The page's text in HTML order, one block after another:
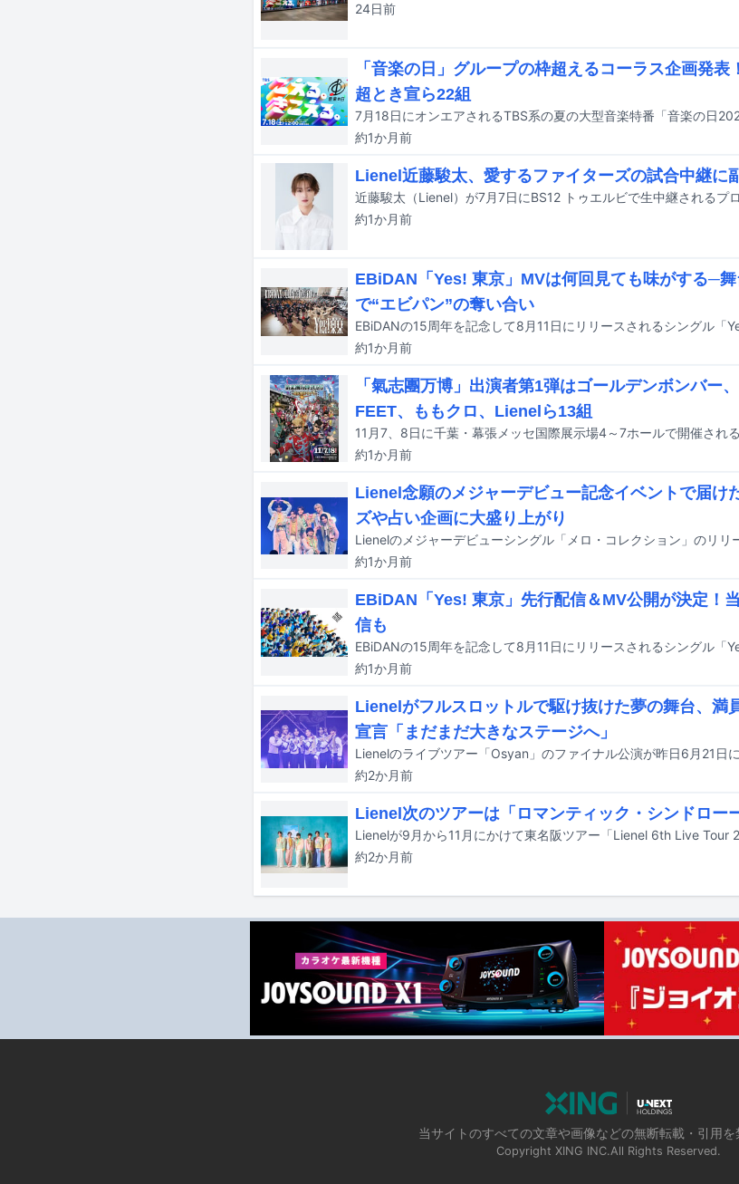
24日前
「音楽の日」グループの枠超えるコーラス企画発表
超とき宣ら22組
約1か月前
Lienel近藤駿太、愛するファイターズの試合中継に
約1か月前
EBiDAN「Yes! 東京」MVは何回見ても味がする─
で“エビパン”の奪い合い
約1か月前
「氣志團万博」出演者第1弾はゴールデンボンバー
FEET、ももクロ、Lienelら13組
約1か月前
Lienel念願のメジャーデビュー記念イベントで届け
ズや占い企画に大盛り上がり
約1か月前
EBiDAN「Yes! 東京」先行配信＆MV公開が決定！
信も
約1か月前
Lienelがフルスロットルで駆け抜けた夢の舞台、満
宣言「まだまだ大きなステージへ」
約2か月前
Lienel次のツアーは「ロマンティック・シンドロー
約2か月前
当サイトのすべての文章や画像などの無断転載・引用を
Copyright XING INC.All Rights Reserved.